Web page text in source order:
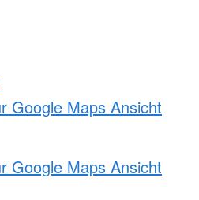
Google Maps Ansicht
Google Maps Ansicht